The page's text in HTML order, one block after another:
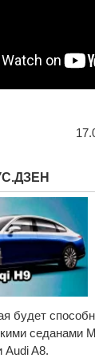
будет
седанами
Audi A8.